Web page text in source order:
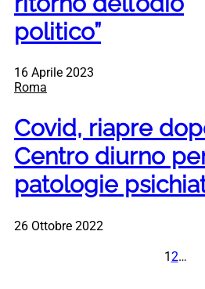
politico”
16 Aprile 2023
Roma
Covid, riapre
Centro diurno
patologie
26 Ottobre 2022
1 2…